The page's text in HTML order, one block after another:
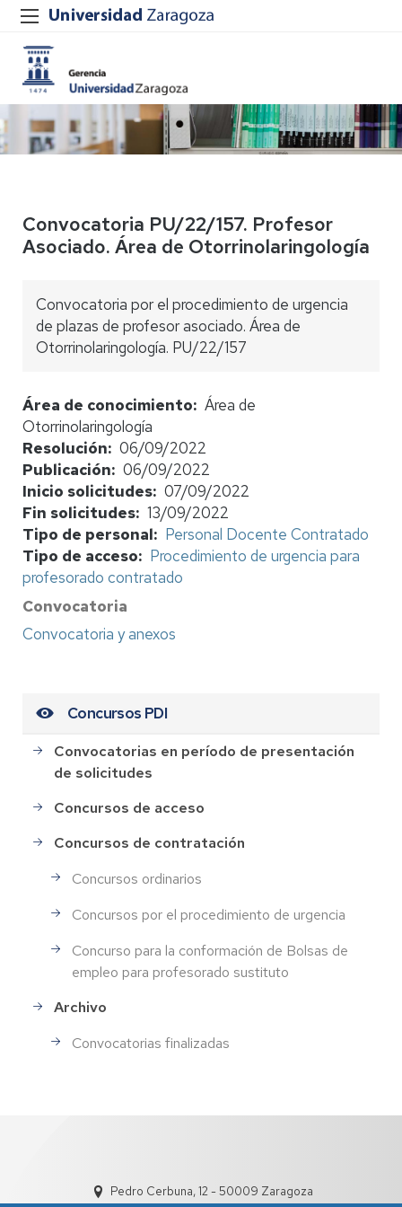
Convocatoria PU/22/157. Profesor
Asociado. Área de Otorrinolaringología
Convocatoria por el procedimiento de urgencia
de plazas de profesor asociado. Área de
Otorrinolaringología. PU/22/157
Área de conocimiento
Área de
Otorrinolaringología
Resolución
06/09/2022
Publicación
06/09/2022
Inicio solicitudes 07/09/2022
Fin solicitudes 13/09/2022
Tipo de personal
Personal Docente Contratado
Tipo de acceso
Procedimiento de urgencia para
profesorado contratado
Convocatoria
Convocatoria y anexos
Concursos PDI
Convocatorias en período de presentación
de solicitudes
Concursos de acceso
Concursos de contratación
Concursos ordinarios
Concursos por el procedimiento de urgencia
Concurso para la conformación de Bolsas de
empleo para profesorado sustituto
Archivo
Convocatorias finalizadas
Pedro Cerbuna, 12 - 50009 Zaragoza